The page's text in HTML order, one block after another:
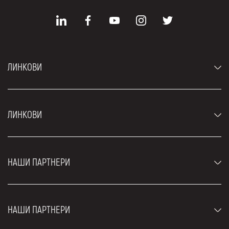
ЛИНКОВИ
Луксузни аутомобили
ЛИНКОВИ
Блог
НАШИ ПАРТНЕРИ
НАШИ ПАРТНЕРИ